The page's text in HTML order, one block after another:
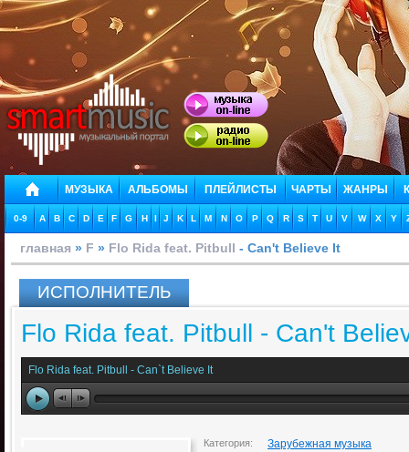
МУЗЫКА АЛЬБОМЫ ПЛЕЙЛИСТЫ ЧАРТЫ ЖАНРЫ
0-9 A B C D E F G H I J K L M N O P Q R S T U V W X Y
главная » F » Flo Rida feat. Pitbull - Can't Believe It
ИСПОЛНИТЕЛЬ
Flo Rida feat. Pitbull - Can't
Flo Rida feat. Pitbull - Can`t Believe It
Категория: Зарубежная музыка